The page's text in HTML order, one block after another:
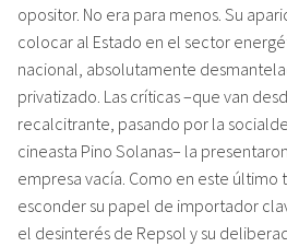
opositor. No era para menos. Su
colocar al Estado en el sector
nacional, absolutamente
privatizado. Las críticas –que van
recalcitrante, pasando por la
cineasta Pino Solanas– la
empresa vacía. Como en este
esconder su papel de importador
el desinterés de Repsol y su